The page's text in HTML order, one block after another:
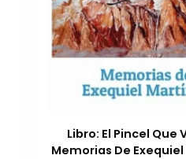
Libro: El Pincel Que
Memorias De